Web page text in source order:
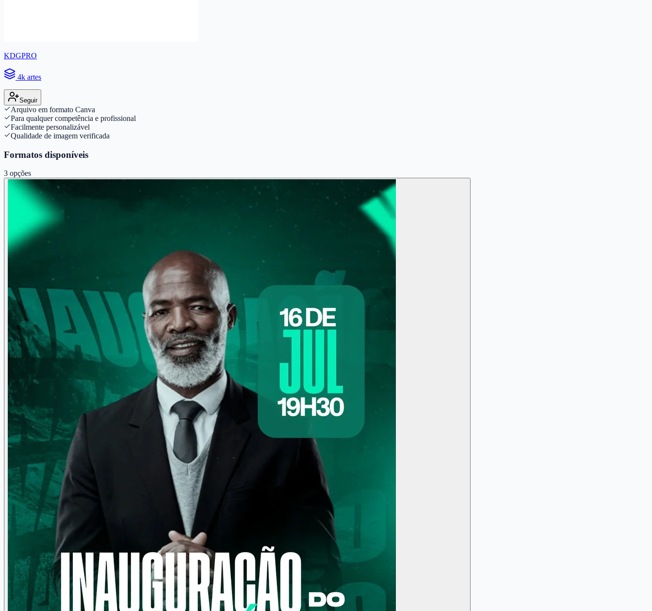
KDGPRO
4k artes
Seguir
Arquivo em formato Canva
Para qualquer competência e profissional
Facilmente personalizável
Qualidade de imagem verificada
Formatos disponíveis
3 opções